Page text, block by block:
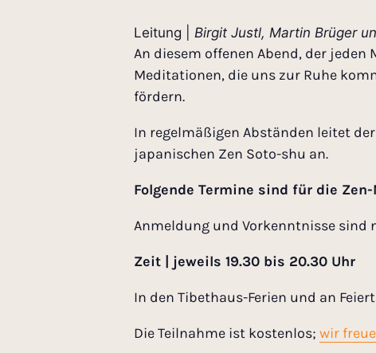
Leitung | Birgit Justl, Martin Brüger
An diesem offenen Abend, der
Meditationen, die uns zur Ruhe
fördern.
In regelmäßigen Abständen leitet
japanischen Zen Soto-shu an.
Folgende Termine sind für die
Anmeldung und Vorkenntnisse
Zeit | jeweils 19.30 bis 20.30 Uhr
In den Tibethaus-Ferien und an
Die Teilnahme ist kostenlos; wir